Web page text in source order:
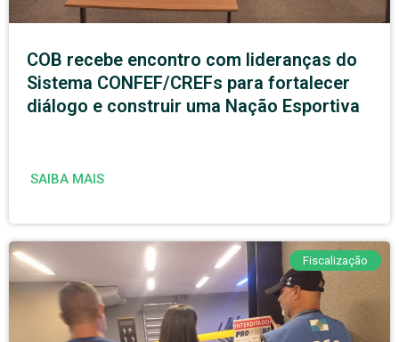
COB recebe encontro com lideranças do
Sistema CONFEF/CREFs para fortalecer
diálogo e construir uma Nação Esportiva
SAIBA MAIS
Fiscalização